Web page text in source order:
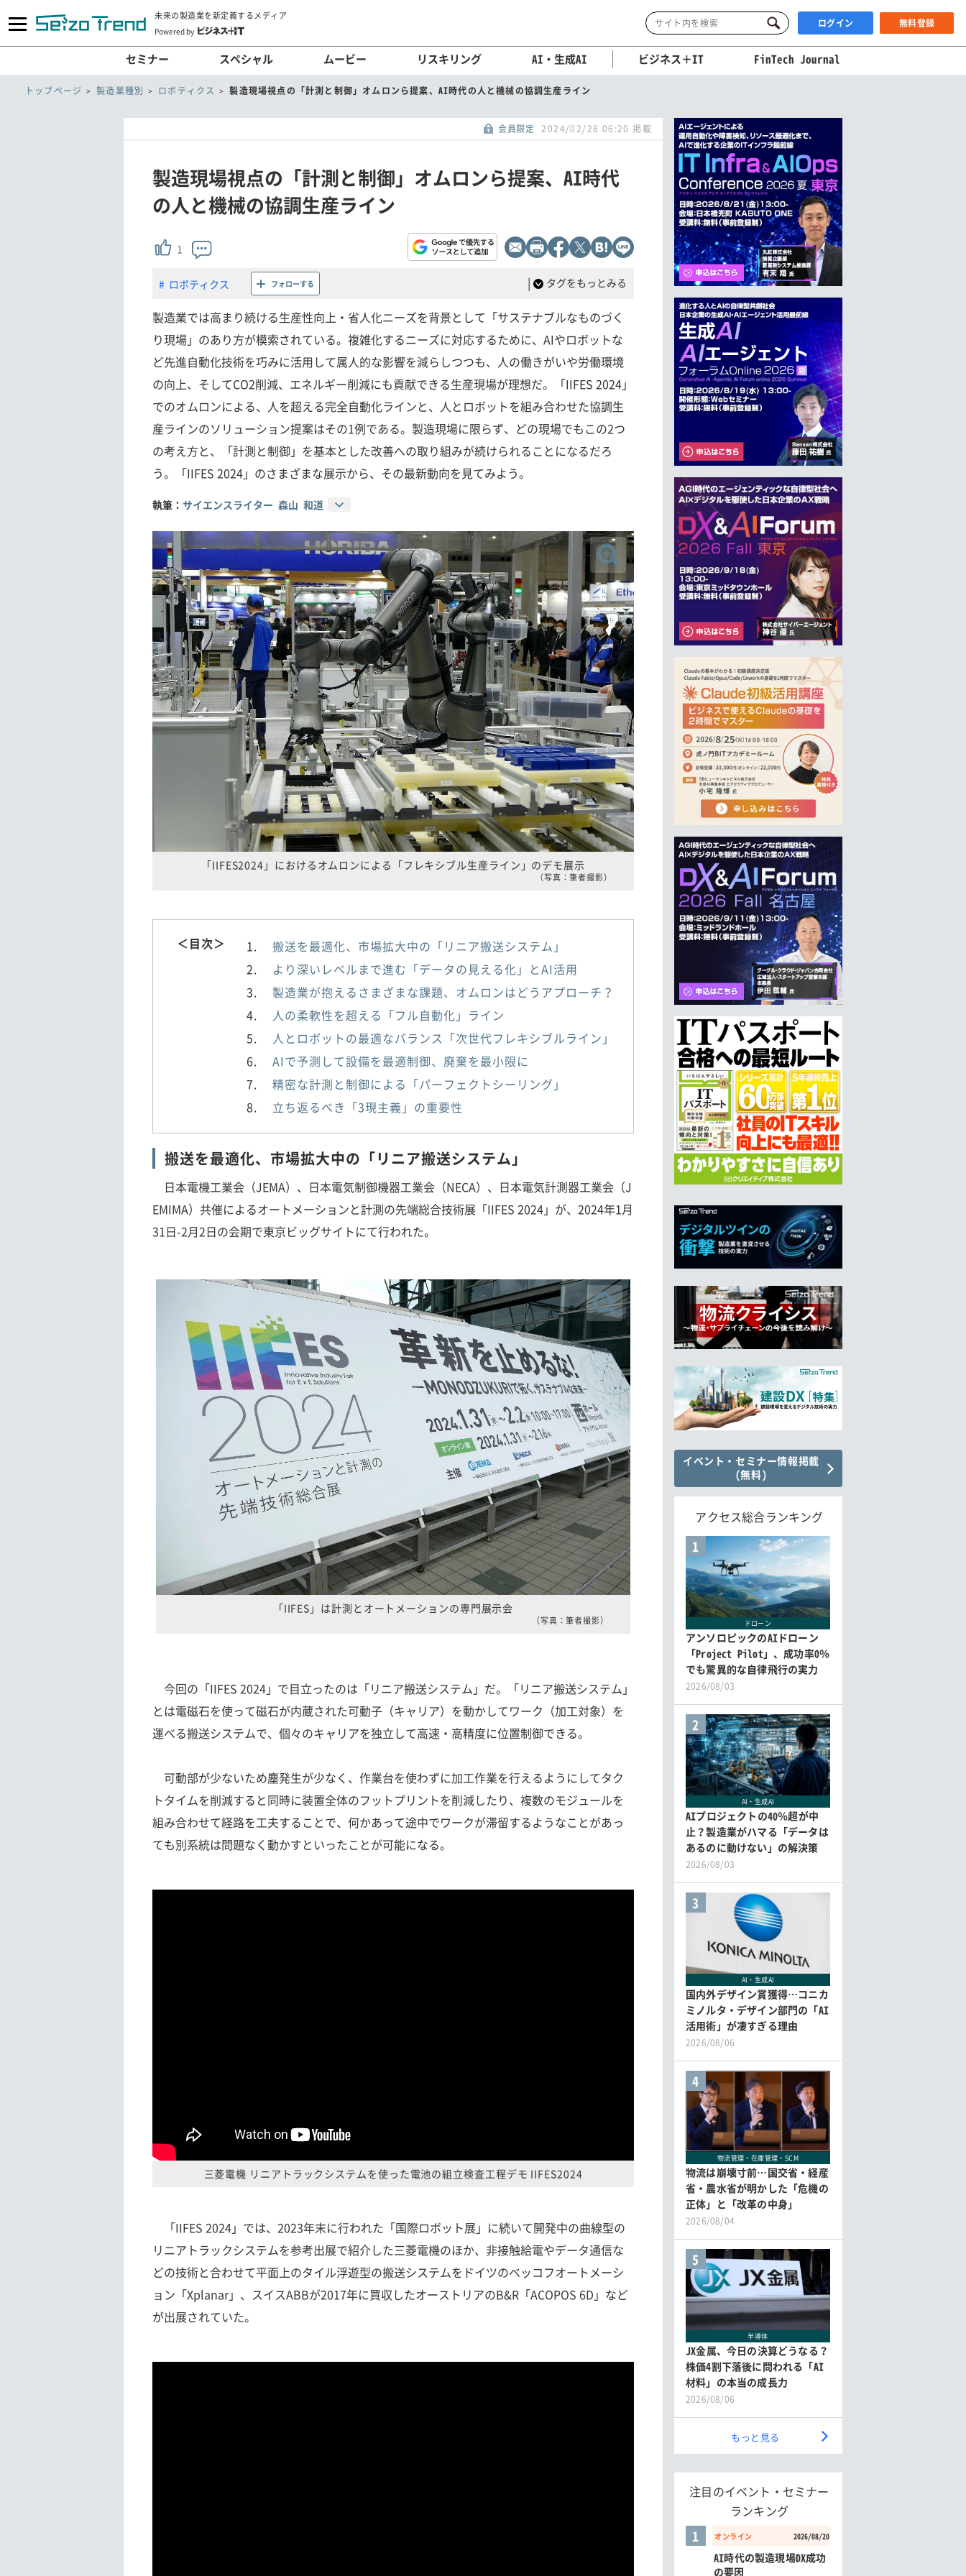
未来の製造業を新定義するメディア
Powered by
ログイン 無料登録
セミナー スペシャル ムービー リスキリング AI・生成AI ビジネス＋IT FinTech Journal
トップページ 製造業種別 ロボティクス 製造現場視点の「計測と制御」オムロンら提案、AI時代の人と機械の協調生産ライン
会員限定 2024/02/28 06:20 掲載
製造現場視点の「計測と制御」オムロンら提案、AI時代
の人と機械の協調生産ライン
1
ロボティクス フォローする | タグをもっとみる
製造業では高まり続ける生産性向上・省人化ニーズを背景として「サステナブルなものづく
り現場」のあり方が模索されている。複雑化するニーズに対応するために、AIやロボットな
ど先進自動化技術を巧みに活用して属人的な影響を減らしつつも、人の働きがいや労働環境
の向上、そしてCO2削減、エネルギー削減にも貢献できる生産現場が理想だ。「IIFES 2024」
でのオムロンによる、人を超える完全自動化ラインと、人とロボットを組み合わせた協調生
産ラインのソリューション提案はその1例である。製造現場に限らず、どの現場でもこの2つ
の考え方と、「計測と制御」を基本とした改善への取り組みが続けられることになるだろ
う。「IIFES 2024」のさまざまな展示から、その最新動向を見てみよう。
執筆： サイエンスライター 森山 和道
「IIFES2024」におけるオムロンによる「フレキシブル生産ライン」のデモ展示
（写真：筆者撮影）
＜目次＞
搬送を最適化、市場拡大中の「リニア搬送システム」
より深いレベルまで進む「データの見える化」とAI活用
製造業が抱えるさまざまな課題、オムロンはどうアプローチ？
人の柔軟性を超える「フル自動化」ライン
人とロボットの最適なバランス「次世代フレキシブルライン」
AIで予測して設備を最適制御、廃棄を最小限に
精密な計測と制御による「パーフェクトシーリング」
立ち返るべき「3現主義」の重要性
搬送を最適化、市場拡大中の「リニア搬送システム」
日本電機工業会（JEMA）、日本電気制御機器工業会（NECA）、日本電気計測器工業会（J
EMIMA）共催によるオートメーションと計測の先端総合技術展「IIFES 2024」が、2024年1月
31日-2月2日の会期で東京ビッグサイトにて行われた。
「IIFES」は計測とオートメーションの専門展示会
（写真：筆者撮影）
今回の「IIFES 2024」で目立ったのは「リニア搬送システム」だ。「リニア搬送システム」
とは電磁石を使って磁石が内蔵された可動子（キャリア）を動かしてワーク（加工対象）を
運べる搬送システムで、個々のキャリアを独立して高速・高精度に位置制御できる。
可動部が少ないため塵発生が少なく、作業台を使わずに加工作業を行えるようにしてタク
トタイムを削減すると同時に装置全体のフットプリントを削減したり、複数のモジュールを
組み合わせて経路を工夫することで、何かあって途中でワークが滞留するようなことがあっ
ても別系統は問題なく動かすといったことが可能になる。
三菱電機 リニアトラックシステムを使った電池の組立検査工程デモ IIFES2024
「IIFES 2024」では、2023年末に行われた「国際ロボット展」に続いて開発中の曲線型の
リニアトラックシステムを参考出展で紹介した三菱電機のほか、非接触給電やデータ通信な
どの技術と合わせて平面上のタイル浮遊型の搬送システムをドイツのベッコフオートメーシ
ョン「Xplanar」、スイスABBが2017年に買収したオーストリアのB&R「ACOPOS 6D」など
が出展されていた。
イベント・セミナー情報掲載
(無料)
アクセス総合ランキング
1
ドローン
アンソロピックのAIドローン
「Project Pilot」、成功率0％
でも驚異的な自律飛行の実力
2026/08/03
2
AI・生成AI
AIプロジェクトの40％超が中
止？製造業がハマる「データは
あるのに動けない」の解決策
2026/08/03
3
AI・生成AI
国内外デザイン賞獲得…コニカ
ミノルタ・デザイン部門の「AI
活用術」が凄すぎる理由
2026/08/06
4
物流管理・在庫管理・SCM
物流は崩壊寸前…国交省・経産
省・農水省が明かした「危機の
正体」と「改革の中身」
2026/08/04
5
半導体
JX金属、今日の決算どうなる？
株価4割下落後に問われる「AI
材料」の本当の成長力
2026/08/06
もっと見る
注目のイベント・セミナー
ランキング
オンライン 2026/08/20
1
AI時代の製造現場DX成功
の要因